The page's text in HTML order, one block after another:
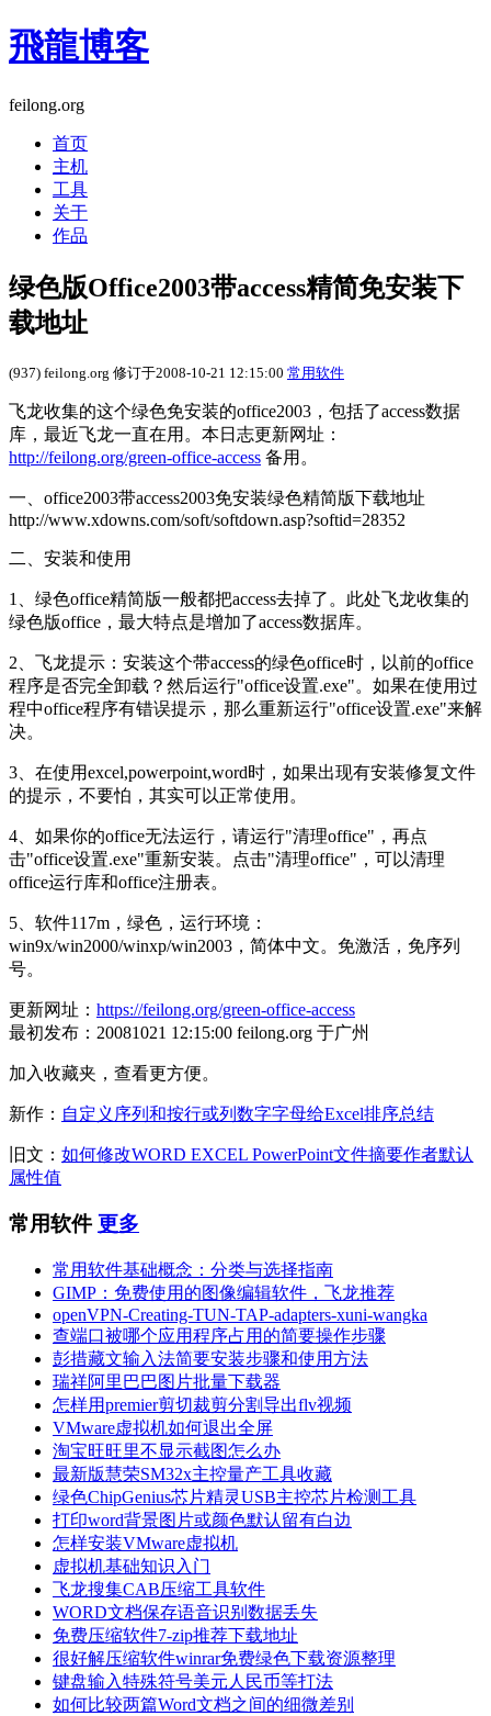
飛龍博客
feilong.org
首页
主机
工具
关于
作品
绿色版Office2003带access精简免安装下
载地址
(937) feilong.org 修订于2008-10-21 12:15:00 常用软件
飞龙收集的这个绿色免安装的office2003，包括了access数据
库，最近飞龙一直在用。本日志更新网址：
http://feilong.org/green-office-access 备用。
一、office2003带access2003免安装绿色精简版下载地址
http://www.xdowns.com/soft/softdown.asp?softid=28352
二、安装和使用
1、绿色office精简版一般都把access去掉了。此处飞龙收集的
绿色版office，最大特点是增加了access数据库。
2、飞龙提示：安装这个带access的绿色office时，以前的office
程序是否完全卸载？然后运行"office设置.exe"。如果在使用过
程中office程序有错误提示，那么重新运行"office设置.exe"来解
决。
3、在使用excel,powerpoint,word时，如果出现有安装修复文件
的提示，不要怕，其实可以正常使用。
4、如果你的office无法运行，请运行"清理office"，再点
击"office设置.exe"重新安装。点击"清理office"，可以清理
office运行库和office注册表。
5、软件117m，绿色，运行环境：
win9x/win2000/winxp/win2003，简体中文。免激活，免序列
号。
更新网址： https://feilong.org/green-office-access
最初发布：20081021 12:15:00 feilong.org 于广州
加入收藏夹，查看更方便。
新作： 自定义序列和按行或列数字字母给Excel排序总结
旧文： 如何修改WORD EXCEL PowerPoint文件摘要作者默认
属性值
常用软件 更多
常用软件基础概念：分类与选择指南
GIMP：免费使用的图像编辑软件，飞龙推荐
openVPN-Creating-TUN-TAP-adapters-xuni-wangka
查端口被哪个应用程序占用的简要操作步骤
彭措藏文输入法简要安装步骤和使用方法
瑞祥阿里巴巴图片批量下载器
怎样用premier剪切裁剪分割导出flv视频
VMware虚拟机如何退出全屏
淘宝旺旺里不显示截图怎么办
最新版慧荣SM32x主控量产工具收藏
绿色ChipGenius芯片精灵USB主控芯片检测工具
打印word背景图片或颜色默认留有白边
怎样安装VMware虚拟机
虚拟机基础知识入门
飞龙搜集CAB压缩工具软件
WORD文档保存语音识别数据丢失
免费压缩软件7-zip推荐下载地址
很好解压缩软件winrar免费绿色下载资源整理
键盘输入特殊符号美元人民币等打法
如何比较两篇Word文档之间的细微差别